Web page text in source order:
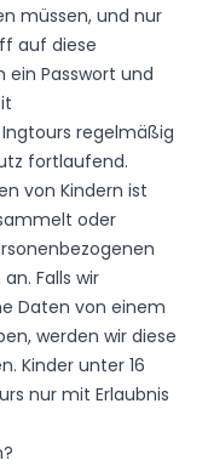
müssen, und nur
auf diese
Passwort und
regelmäßig
fortlaufend.
von Kindern ist
oder
Falls wir
Daten von einem
werden wir diese
Kinder unter 16
nur mit Erlaubnis